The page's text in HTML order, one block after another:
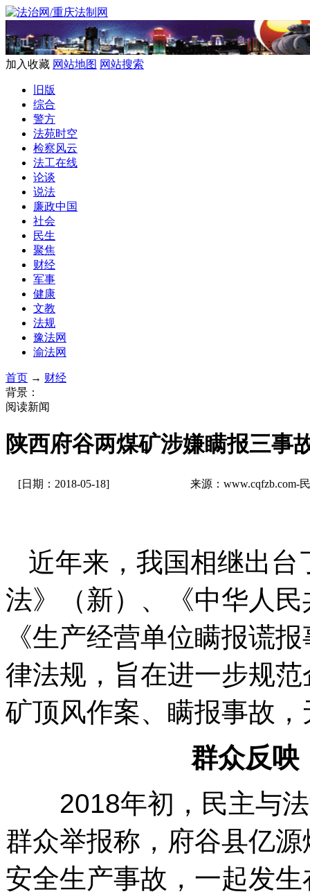
加入收藏 网站地图 网站搜索
旧版
综合
警方
法苑时空
检察风云
法工在线
论谈
说法
廉政中国
社会
民生
聚焦
财经
军事
健康
文教
法规
豫法网
渝法网
首页 → 财经
背景：
阅读新闻
陕西府谷两煤矿涉嫌瞒报三事
[日期：2018-05-18] 来源：www.cqfzb.com-
近年来，我国相继出台
法》（新）、《中华人
《生产经营单位瞒报谎
律法规，旨在进一步规
矿顶风作案、瞒报事故
群众反咉
2018年初，民主与法
群众举报称，府谷县亿
安全生产事故，一起发